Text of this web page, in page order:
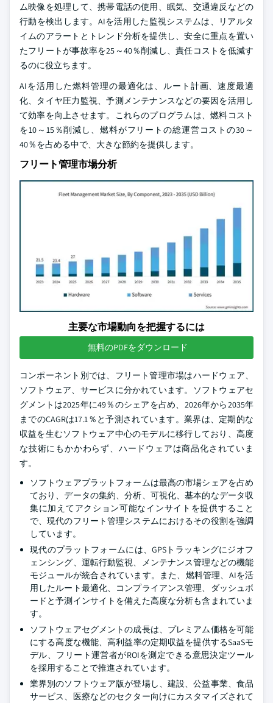
ム映像を処理して、携帯電話の使用、眠気、交通違反などの
行動を検出します。AIを活用した監視システムは、リアルタ
イムのアラートとトレンド分析を提供し、安全に重点を置い
たフリートが事故率を25～40％削減し、責任コストを低減す
るのに役立ちます。
AIを活用した燃料管理の最適化は、ルート計画、速度最適
化、タイヤ圧力監視、予測メンテナンスなどの要因を活用し
て効率を向上させます。これらのプログラムは、燃料コスト
を10～15％削減し、燃料がフリートの総運営コストの30～
40％を占める中で、大きな節約を提供します。
フリート管理市場分析
主要な市場動向を把握するには
無料のPDFをダウンロード
コンポーネント別では、フリート管理市場はハードウェア、
ソフトウェア、サービスに分かれています。ソフトウェアセ
グメントは2025年に49％のシェアを占め、2026年から2035年
までのCAGRは17.1％と予測されています。業界は、定期的な
収益を生むソフトウェア中心のモデルに移行しており、高度
な技術にもかかわらず、ハードウェアは商品化されていま
す。
ソフトウェアプラットフォームは最高の市場シェアを占め
ており、データの集約、分析、可視化、基本的なデータ収
集に加えてアクション可能なインサイトを提供すること
で、現代のフリート管理システムにおけるその役割を強調
しています。
現代のプラットフォームには、GPSトラッキングにジオフ
ェンシング、運転行動監視、メンテナンス管理などの機能
モジュールが統合されています。また、燃料管理、AIを活
用したルート最適化、コンプライアンス管理、ダッシュボ
ードと予測インサイトを備えた高度な分析も含まれていま
す。
ソフトウェアセグメントの成長は、プレミアム価格を可能
にする高度な機能、高利益率の定期収益を提供するSaaSモ
デル、フリート運営者がROIを測定できる意思決定ツール
を採用することで推進されています。
業界別のソフトウェア版が登場し、建設、公益事業、食品
サービス、医療などのセクター向けにカスタマイズされて